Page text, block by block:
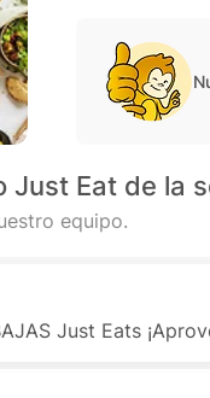
Just Eat de la
equipo.
Just Eats